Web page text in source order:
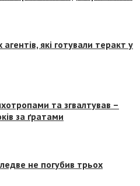
які готували теракт у
та згвалтував –
за ґратами
не погубив трьох